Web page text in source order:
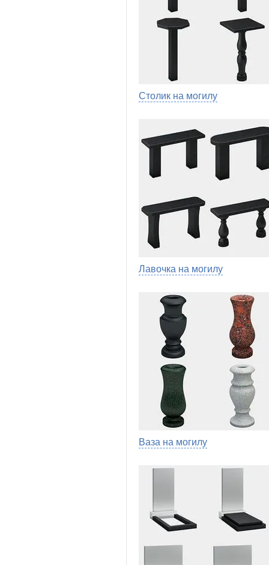
Столик на могилу
Лавочка на могилу
Ваза на могилу